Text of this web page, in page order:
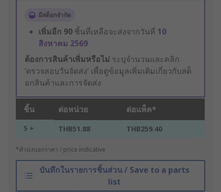
มีสต็อกจำกัด
เพิ่มอีก 90 ชิ้นที่เหลือจะส่งจากวันที่ 10
สิงหาคม 2569
ต้องการสินค้าเพิ่มหรือไม่ ระบุจำนวนและคลิก
‘ตรวจสอบวันจัดส่ง’ เพื่อดูข้อมูลเพิ่มเติมเกี่ยวกับสต็
อกสินค้าและการจัดส่ง
ชิ้น ต่อหน่วย ต่อแพ็ค*
5 + THB51.88 THB259.40
*ตัวบ่งบอกราคา / price indicative
บันทึกในรายการชิ้นส่วน / Save to a parts
list